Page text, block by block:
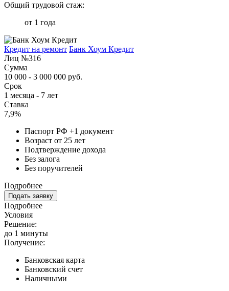
Общий трудовой стаж:
от 1 года
Кредит на ремонт Банк Хоум Кредит
Лиц №316
Сумма
10 000 - 3 000 000 руб.
Срок
1 месяца - 7 лет
Ставка
7,9%
Паспорт РФ +1 документ
Возраст от 25 лет
Подтверждение дохода
Без залога
Без поручителей
Подробнее
Подать заявку
Подробнее
Условия
Решение:
до 1 минуты
Получение:
Банковская карта
Банковский счет
Наличными